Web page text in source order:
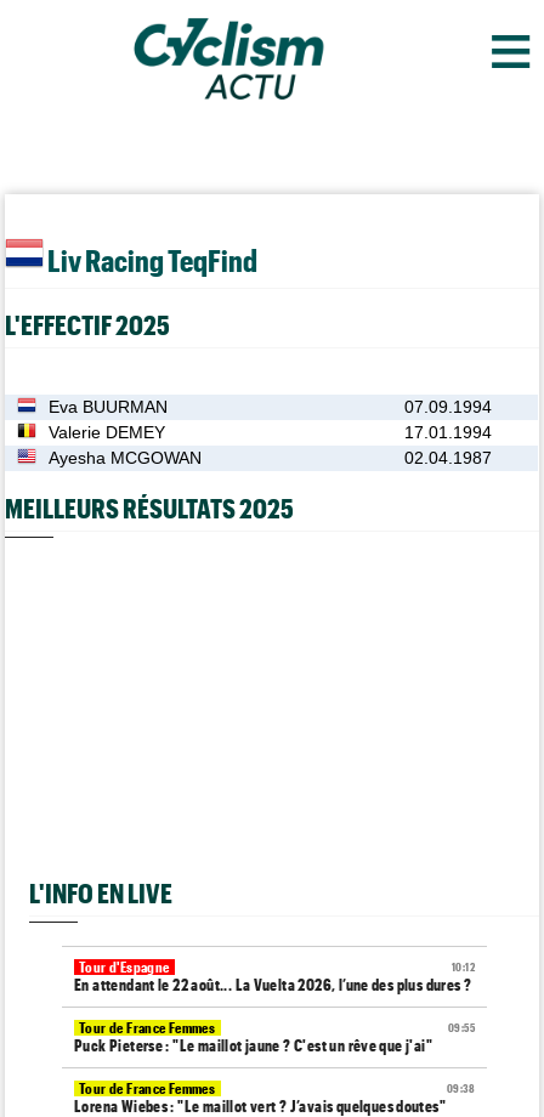
≡
Liv Racing TeqFind
L'EFFECTIF 2025
Eva BUURMAN
07.09.1994
Valerie DEMEY
17.01.1994
Ayesha MCGOWAN
02.04.1987
MEILLEURS RÉSULTATS 2025
L'INFO EN LIVE
10:12
Tour d'Espagne
En attendant le 22 août... La Vuelta 2026, l’une des plus dures ?
09:55
Tour de France Femmes
Puck Pieterse : "Le maillot jaune ? C'est un rêve que j'ai"
09:38
Tour de France Femmes
Lorena Wiebes : "Le maillot vert ? J’avais quelques doutes"